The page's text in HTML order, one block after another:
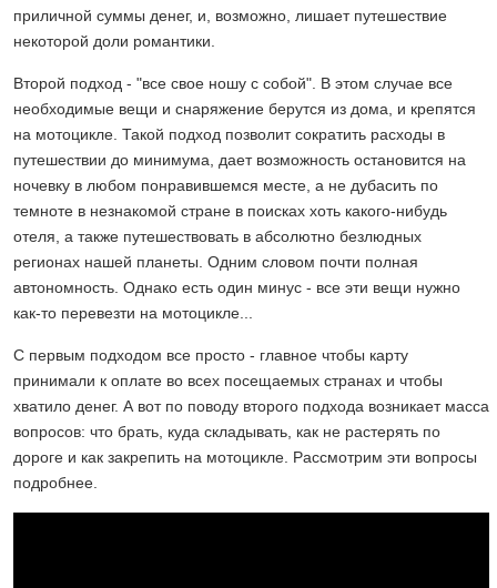
приличной суммы денег, и, возможно, лишает путешествие
некоторой доли романтики.
Второй подход - "все свое ношу с собой". В этом случае все
необходимые вещи и снаряжение берутся из дома, и крепятся
на мотоцикле. Такой подход позволит сократить расходы в
путешествии до минимума, дает возможность остановится на
ночевку в любом понравившемся месте, а не дубасить по
темноте в незнакомой стране в поисках хоть какого-нибудь
отеля, а также путешествовать в абсолютно безлюдных
регионах нашей планеты. Одним словом почти полная
автономность. Однако есть один минус - все эти вещи нужно
как-то перевезти на мотоцикле...
С первым подходом все просто - главное чтобы карту
принимали к оплате во всех посещаемых странах и чтобы
хватило денег. А вот по поводу второго подхода возникает масса
вопросов: что брать, куда складывать, как не растерять по
дороге и как закрепить на мотоцикле. Рассмотрим эти вопросы
подробнее.